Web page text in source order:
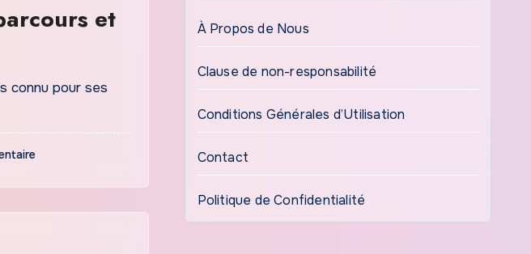
et
connu pour ses
À Propos de Nous
Clause de non-responsabilité
Conditions Générales d’Utilisation
Contact
Politique de Confidentialité